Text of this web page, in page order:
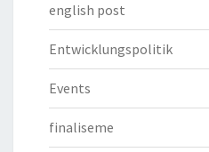
english post
Entwicklungspolitik
Events
finaliseme